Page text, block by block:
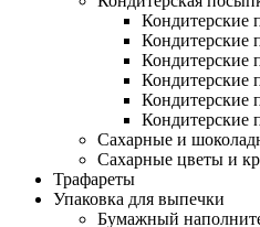
Кондитерские
Кондитерские
Кондитерские
Кондитерские
Кондитерские
Сахарные и
Сахарные цветы и
Трафареты
Упаковка для выпечки
Бумажный